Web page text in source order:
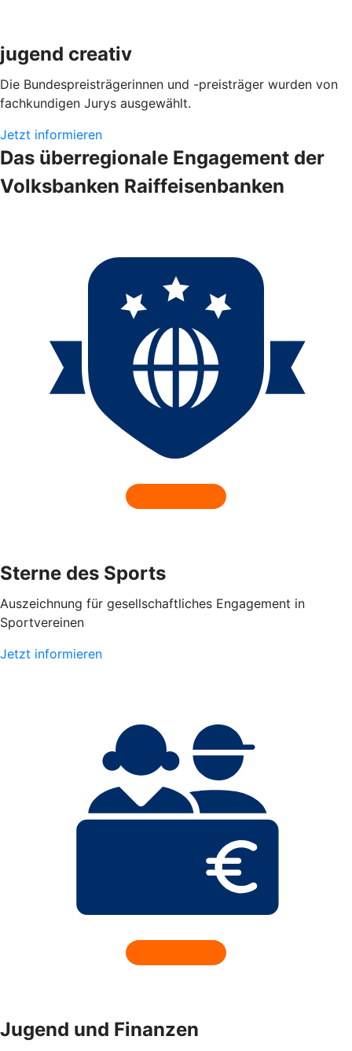
jugend creativ
Die Bundespreisträgerinnen und -preisträger wurden von
fachkundigen Jurys ausgewählt.
Jetzt informieren
Das überregionale Engagement der
Volksbanken Raiffeisenbanken
Sterne des Sports
Auszeichnung für gesellschaftliches Engagement in
Sportvereinen
Jetzt informieren
Jugend und Finanzen